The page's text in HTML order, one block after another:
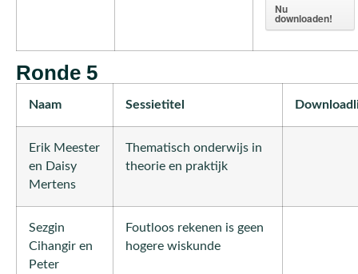
Nu
downloaden!
Ronde 5
Naam Sessietitel
Erik Meester
en Daisy
Mertens
Thematisch onderwijs in
theorie en praktijk
Sezgin
Cihangir en
Peter
Foutloos rekenen is geen
hogere wiskunde